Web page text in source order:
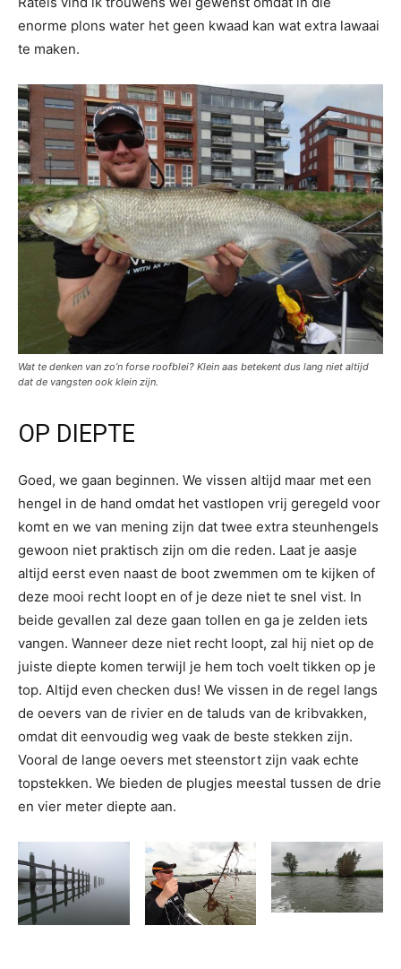
enorme plons water het geen kwaad kan wat extra lawaai
te maken.
Wat te denken van zo’n forse roofblei? Klein aas betekent dus lang niet altijd
dat de vangsten ook klein zijn.
OP DIEPTE
Goed, we gaan beginnen. We vissen altijd maar met een
hengel in de hand omdat het vastlopen vrij geregeld voor
komt en we van mening zijn dat twee extra steunhengels
gewoon niet praktisch zijn om die reden. Laat je aasje
altijd eerst even naast de boot zwemmen om te kijken of
deze mooi recht loopt en of je deze niet te snel vist. In
beide gevallen zal deze gaan tollen en ga je zelden iets
vangen. Wanneer deze niet recht loopt, zal hij niet op de
juiste diepte komen terwijl je hem toch voelt tikken op je
top. Altijd even checken dus! We vissen in de regel langs
de oevers van de rivier en de taluds van de kribvakken,
omdat dit eenvoudig weg vaak de beste stekken zijn.
Vooral de lange oevers met steenstort zijn vaak echte
topstekken. We bieden de plugjes meestal tussen de drie
en vier meter diepte aan.